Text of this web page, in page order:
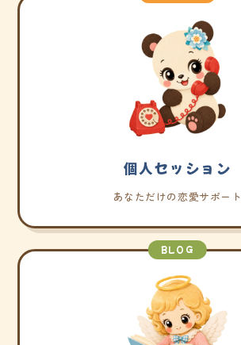
個人セッション
あなただけの恋愛サポート
BLOG